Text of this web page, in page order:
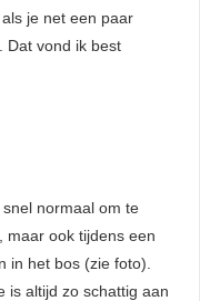
je net een paar
Dat vond ik best
normaal om te
maar ook tijdens een
in het bos (zie foto).
is altijd zo schattig aan